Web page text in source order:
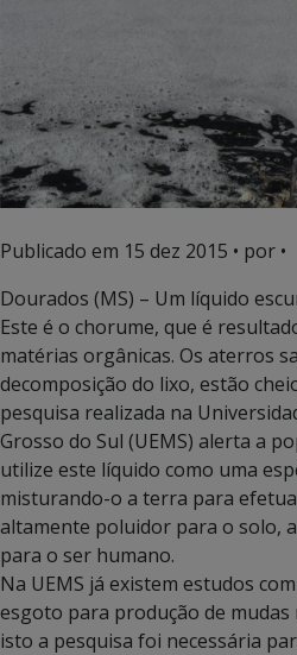
Publicado em 15 dez 2015 • por •
Dourados (MS) – Um líquido
Este é o chorume, que é
matérias orgânicas. Os aterros
decomposição do lixo, estão
pesquisa realizada na
Grosso do Sul (UEMS) alerta a
utilize este líquido como uma
misturando-o a terra para
altamente poluidor para o solo,
para o ser humano.
Na UEMS já existem estudos
esgoto para produção de
isto a pesquisa foi necessária